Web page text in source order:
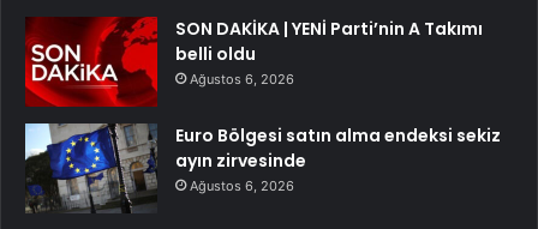
SON DAKİKA | YENİ Parti’nin A Takımı
belli oldu
Ağustos 6, 2026
Euro Bölgesi satın alma endeksi sekiz
ayın zirvesinde
Ağustos 6, 2026